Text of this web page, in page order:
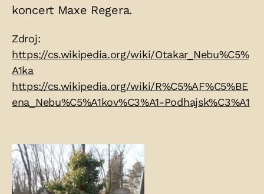
koncert Maxe Regera.
Zdroje:
Zdroj:
https://cs.wikipedia.org/wiki/Otakar_Nebu%C5%
A1ka
https://cs.wikipedia.org/wiki/R%C5%AF%C5%BE
ena_Nebu%C5%A1kov%C3%A1-Podhajsk%C3%A1
Fotogalerie: